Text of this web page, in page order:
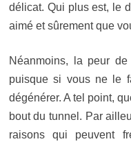
délicat. Qui plus est, le
aimé et sûrement que
Néanmoins, la peur
puisque si vous ne le
dégénérer. A tel point,
bout du tunnel. Par
raisons qui peuvent